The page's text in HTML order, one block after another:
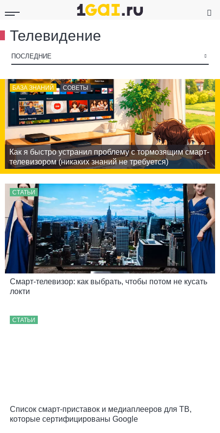
Телевидение
ПОСЛЕДНИЕ ▾
БАЗА ЗНАНИЙ СОВЕТЫ
Как я быстро устранил проблему с тормозящим смарт-
телевизором (никаких знаний не требуется)
СТАТЬИ
Смарт-телевизор: как выбрать, чтобы потом не кусать
локти
СТАТЬИ
Список смарт-приставок и медиаплееров для ТВ,
которые сертифицированы Google